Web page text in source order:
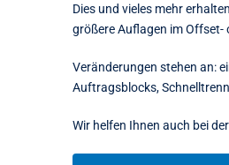
Dies und vieles mehr
größere Auflagen im Offset-
Veränderungen stehen an:
Auftragsblocks,
Wir helfen Ihnen auch bei